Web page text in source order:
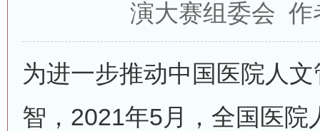
演大赛组委会 作
为进一步推动中国医院人
智，2021年5月，全国医院